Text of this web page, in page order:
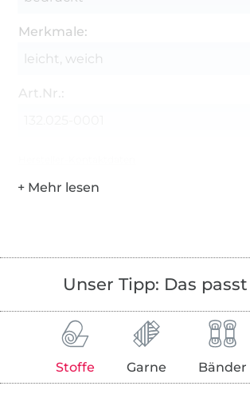
Merkmale:
leicht, weich
Art.Nr.:
Unser Tipp: Das
Stoffe Garne Bänder